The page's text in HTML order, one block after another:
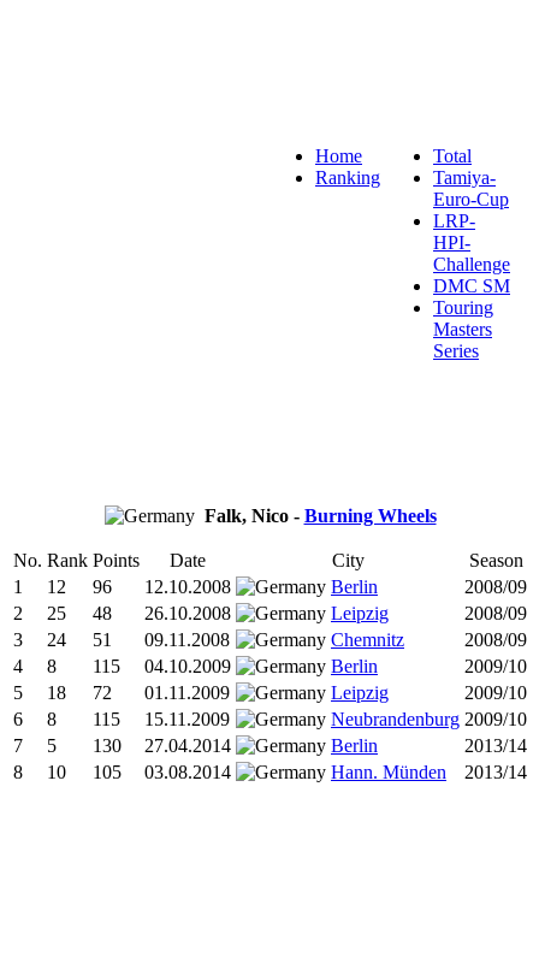
Home
Ranking
Total
Tamiya-
Euro-Cup
LRP-
HPI-
Challenge
DMC SM
Touring
Masters
Series
Falk, Nico - Burning Wheels
No. Rank Points Date City
Season
1
12 96 12.10.2008 Berlin
2008/09
2
25 48 26.10.2008 Leipzig
2008/09
3
24 51 09.11.2008 Chemnitz
2008/09
4
8 115 04.10.2009 Berlin
2009/10
5
18 72 01.11.2009 Leipzig
2009/10
6
8 115 15.11.2009 Neubrandenburg 2009/10
7
5 130 27.04.2014 Berlin
2013/14
8
10 105 03.08.2014 Hann. Münden 2013/14